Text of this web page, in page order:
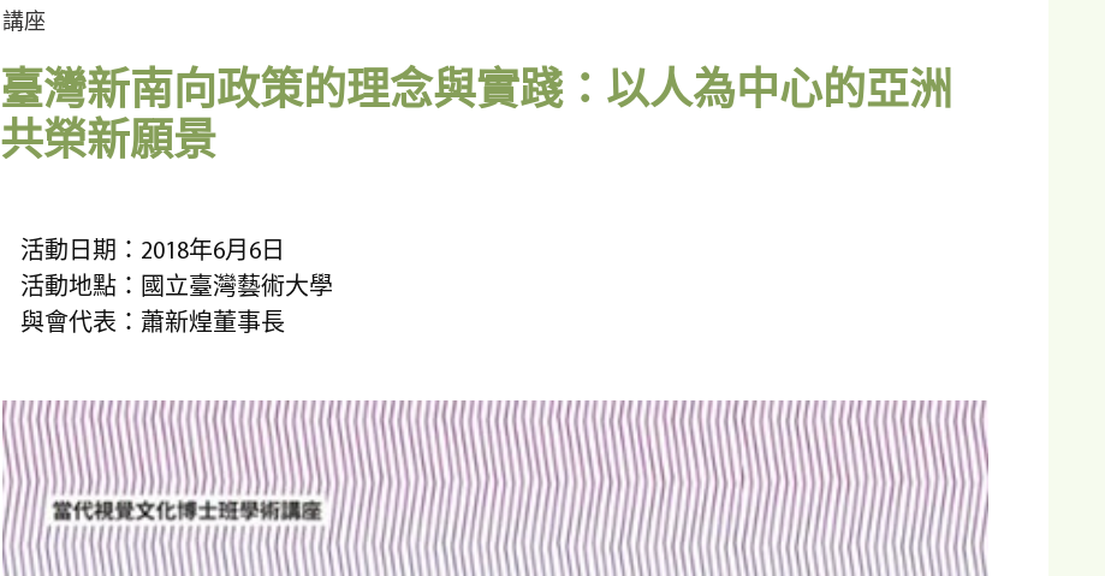
講座
臺灣新南向政策的理念與實踐：以人為中心的亞洲
共榮新願景
活動日期：2018年6月6日
活動地點：國立臺灣藝術大學
與會代表：蕭新煌董事長